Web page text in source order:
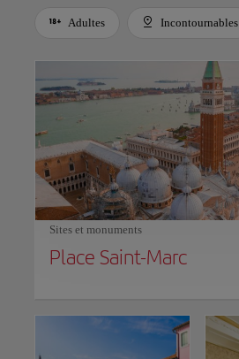
Adultes Incontournables
Sites et monuments
Place Saint-Marc